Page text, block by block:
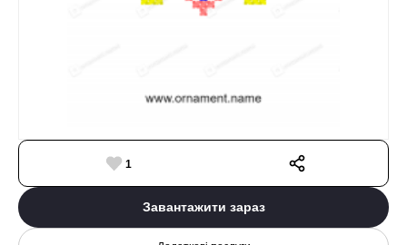
1
Завантажити зараз